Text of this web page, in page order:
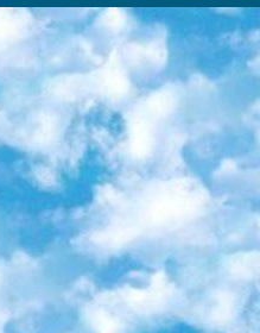
же доступна только на английском. 3. «Лекторий Физтеха» Проект Московского физико-технического института (Физтеха). С его помощью вы можете смотреть онлайн серии лекций, записанные на видео в этом вузе. В числе доступных предметов — физика, биология, химия, информационные технологии и другие. К некоторым лекциям администрация ресурса прилагает готовые конспекты, которые можно скачивать в PDF-формате. 4. ITMOcourses Онлайн-площадка Санкт-Петербургского национального исследовательского университета информационных технологий, механики и оптики (ИТМО). Ресурс предоставляет свободный доступ к курсам, разработанным в этом вузе. Каталог материалов разбит на четыре категории: «Оптические системы и технологии», «Приборостроение и робототехника», «Информационные технологии» и «Биотехнологии». Курсы состоят из видеолекций, интерактивных демонстраций и заданий. 5. «КиберЛенинка» Электронная научная библиотека открытого доступа. Каталог площадки регулярно обрастает текстами статей из различных научных изданий. Сгруппированные по журналам и рубрикам публикации можно читать онлайн или скачивать целиком в PDF-формате. Проект нацелен на популяризацию науки за счёт открытого доступа к качественной информации. 6. «ПостНаука» На этом ресурсе публикуют подборки видеолекций, составленные экспертами из разных отраслей и объединённые общими темами. Среди них, к примеру, есть серии «Биоинформатика и геномика», «Культура средневековой Скандинавии» и Cinema Studies о теории кино. Каждая подборка лекций — логически связанная история, рассказанная экспертом от первого лица. Кроме того, на сайте появляются научно-образовательные статьи и тесты на разные темы. 7. «Newочём» Команда проекта «Newочём» отбирает самые интересные тексты из англоязычных СМИ и переводит те из них, за которые голосуют участники сообщества «ВКонтакте». По большей части это научно-популярные статьи. Редакторы придумывают лишь заголовки, в остальном содержание переводов соответствует оригиналам. Полные тексты можно читать прямо в социальной сети. 8. InternetUrok Онлайн-база материалов по основным дисциплинам школьной программы. Информация на сайте структурирована по классам, предметам и темам (урокам). Каждый урок состоит из видеолекций и конспектов. Есть также интерактивные тренажёры и тесты для закрепления пройденного материала. Даже если вы давно окончили школу, возможность повторить программу старших классов всегда может пригодиться. 9. Edutainme Ещё один ресурс об образовании. В отличие от Newtonew, как мне кажется, Edutainme больше ориентируется на представителей индустрии: педагогов, предпринимателей, разработчиков образовательных проектов. Но и любой, кто просто стремится к саморазвитию, найдёт на сайте много полезного и интересного для себя. Например, информацию о новых курсах и образовательных сервисах. 10. Newtonew Онлайн-медиа об образовании и обучении в широком смысле. Авторы Newtonew пишут об инструментах, заведениях, тактиках и стратегиях, которые помогают учить других и получать новые знания самостоятельно. На этой площадке вы найдёте новости, обзоры, аналитические мат